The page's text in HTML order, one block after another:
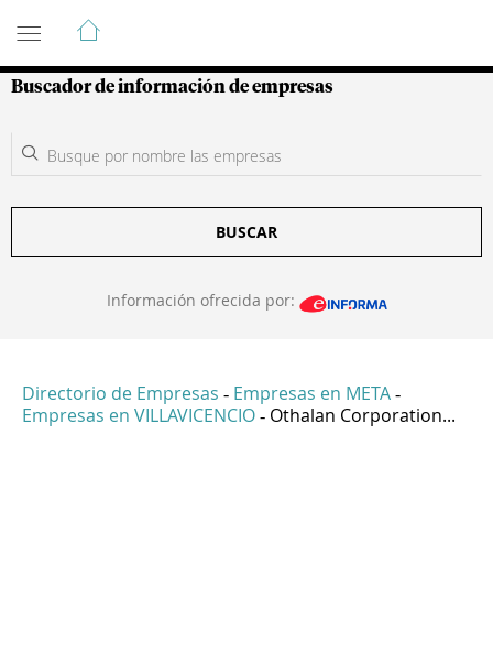
Guía de Empresas Colombianas
Buscador de información de empresas
BUSCAR
Información ofrecida por:
Directorio de Empresas - Empresas en META -
Empresas en VILLAVICENCIO - Othalan Corporation...